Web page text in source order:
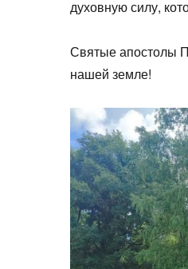
духовную силу,
Святые апостолы
нашей земле!